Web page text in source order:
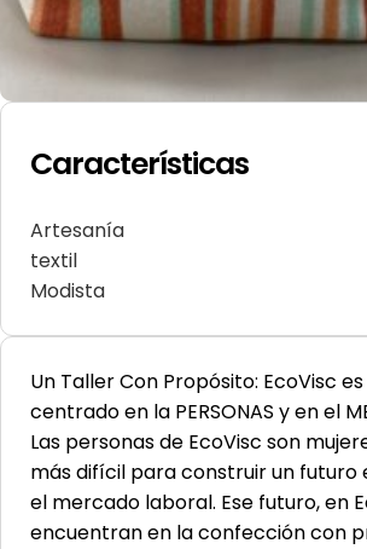
Características
Artesanía
textil
Modista
Un Taller Con Propósito: EcoVisc
centrado en la PERSONAS y en el
Las personas de EcoVisc son
más difícil para construir un futuro
el mercado laboral. Ese futuro, en
encuentran en la confección con